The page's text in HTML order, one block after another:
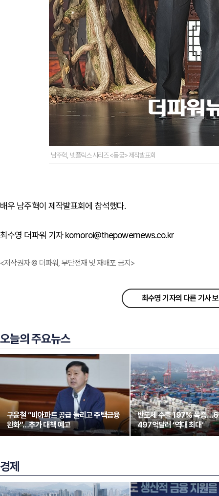
남주혁, 넷플릭스 시리즈 <동궁> 제작발표회
배우 남주혁이 제작발표회에 참석했다.
최수영 더파워 기자 komoroi@thepowernews.co.kr
<저작권자 © 더파워, 무단전재 및 재배포 금지>
최수영 기자의 다른 기사
오늘의 주요뉴스
구윤철 “비아파트 공급 늘리고 주택금융
완화”…추가 대책 예고
반도체 수출 197% 폭증…6
497억달러 ‘역대 최대’
경제